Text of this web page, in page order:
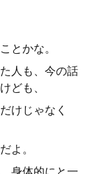
とかな。
人も、今の話
ども、
けじゃなく
よ。